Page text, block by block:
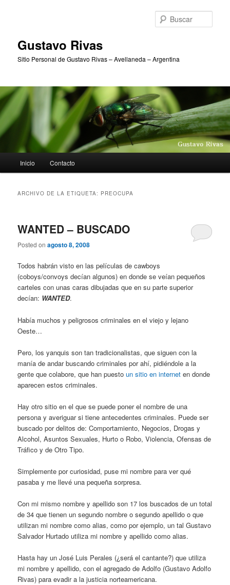
Gustavo Rivas
Sitio Personal de Gustavo Rivas – Avellaneda – Argentina
principal
Inicio Contacto
ARCHIVO DE LA ETIQUETA: PREOCUPA
WANTED – BUSCADO
Posted onagosto 8, 2008
Todos habrán visto en las películas de cawboys
(coboys/convoys decían algunos) en donde se veían pequeños
carteles con unas caras dibujadas que en su parte superior
decían: WANTED.
Había muchos y peligrosos criminales en el viejo y lejano
Oeste…
Pero, los yanquis son tan tradicionalistas, que siguen con la
manía de andar buscando criminales por ahí, pidiéndole a la
gente que colabore, que han puestoun sitio en internet en donde
aparecen estos criminales.
Hay otro sitio en el que se puede poner el nombre de una
persona y averiguar si tiene antecedentes criminales. Puede ser
buscado por delitos de: Comportamiento, Negocios, Drogas y
Alcohol, Asuntos Sexuales, Hurto o Robo, Violencia, Ofensas de
Tráfico y de Otro Tipo.
Simplemente por curiosidad, puse mi nombre para ver qué
pasaba y me llevé una pequeña sorpresa.
Con mi mismo nombre y apellido son 17 los buscados de un total
de 34 que tienen un segundo nombre o segundo apellido o que
utilizan mi nombre como alias, como por ejemplo, un tal Gustavo
Salvador Hurtado utiliza mi nombre y apellido como alias.
Hasta hay un José Luis Perales (¿será el cantante?) que utiliza
mi nombre y apellido, con el agregado de Adolfo (Gustavo Adolfo
Rivas) para evadir a la justicia norteamericana.